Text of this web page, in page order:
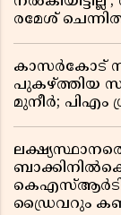
രമേശ്
കാസർകോട്
പുകഴ്ത്തിയ
മുനീർ; പിഎം
ഡ്രൈവറും